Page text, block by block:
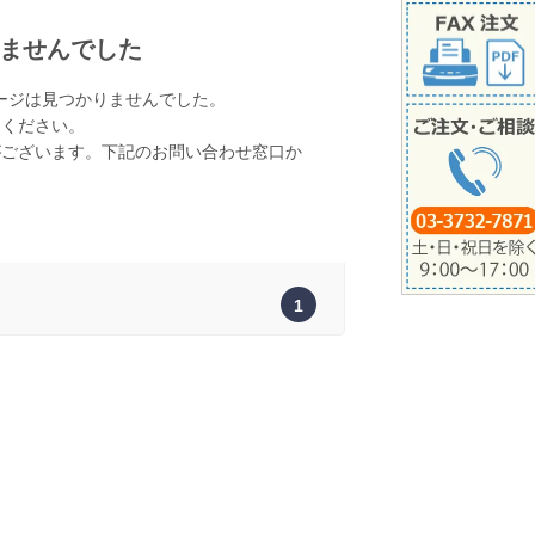
せんでした
は見つかりませんでした。
ださい。
ざいます。下記のお問い合わせ窓口か
1